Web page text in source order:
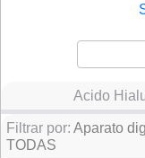
Acido
Filtrar por: Aparato
TODAS